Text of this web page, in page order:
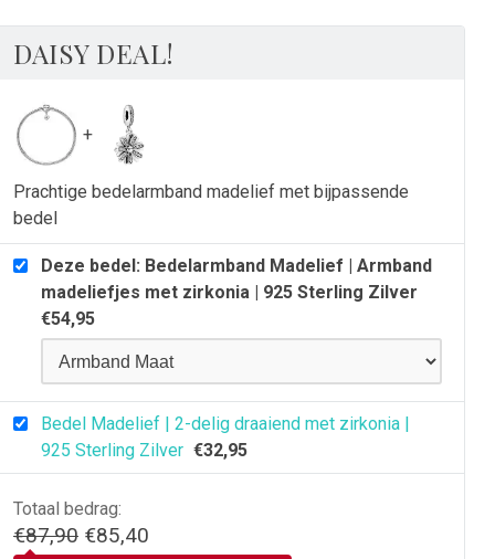
Sterling
Zilver
aantal
DAISY DEAL!
Prachtige bedelarmband madelief met bijpassende
bedel
Deze bedel: Bedelarmband Madelief | Armband
madeliefjes met zirkonia | 925 Sterling Zilver
€54,95
Bedel Madelief | 2-delig draaiend met zirkonia |
925 Sterling Zilver €32,95
Totaal bedrag:
€87,90 Oorspronkelijke
€85,40